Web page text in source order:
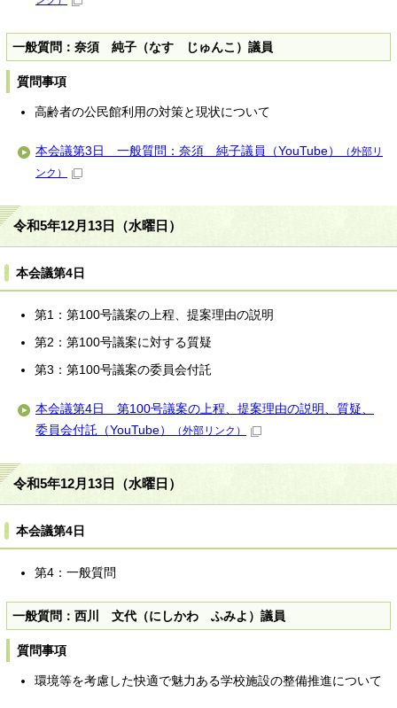
一般質問：奈須 純子（なす じゅんこ）議員
質問事項
高齢者の公民館利用の対策と現状について
本会議第3日 一般質問：奈須 純子議員（YouTube）
（外部リ
ンク）
令和5年12月13日（水曜日）
本会議第4日
第1：第100号議案の上程、提案理由の説明
第2：第100号議案に対する質疑
第3：第100号議案の委員会付託
本会議第4日 第100号議案の上程、提案理由の説明、質疑、
委員会付託（YouTube）
（外部リンク）
令和5年12月13日（水曜日）
本会議第4日
第4：一般質問
一般質問：西川 文代（にしかわ ふみよ）議員
質問事項
環境等を考慮した快適で魅力ある学校施設の整備推進について